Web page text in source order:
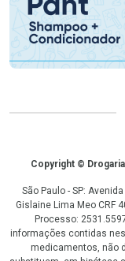
CopyrightCopyright ©
São Paulo - SP:
Gislaine Lima Meo CRF
Processo:
informações contidas
medicamentos, não